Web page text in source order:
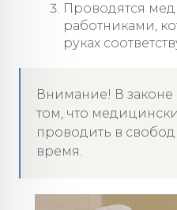
Проводятся
работниками,
руках
Внимание! В законе
том, что
проводить в
время.